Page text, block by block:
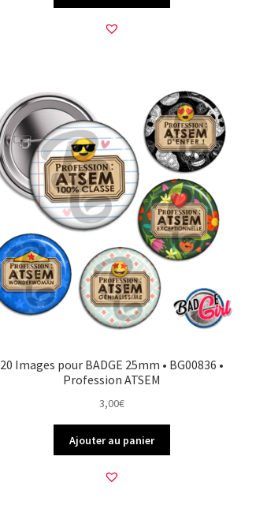
20 Images pour BADGE 25mm • BG00836 •
Profession ATSEM
3,00€
Ajouter au panier